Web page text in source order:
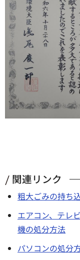
関連リンク
粗大ごみの持ち
エアコン、テレ
機の処分方法
パソコンの処分